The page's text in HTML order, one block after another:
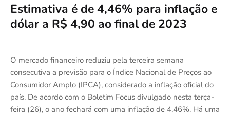
Estimativa é de 4,46% para inflação e
dólar a R$ 4,90 ao final de 2023
O mercado financeiro reduziu pela terceira semana
consecutiva a previsão para o Índice Nacional de Preços ao
Consumidor Amplo (IPCA), considerado a inflação oficial do
país. De acordo com o Boletim Focus divulgado nesta terça-
feira (26), o ano fechará com uma inflação de 4,46%. Há uma